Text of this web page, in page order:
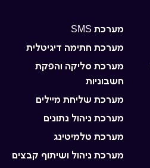
מערכת SMS
מערכת חתימה דיגיטלית
מערכת סליקה והפקת
חשבוניות
מערכת שליחת מיילים
מערכת ניהול נתונים
מערכת טלמיטינג
מערכת ניהול ושיתוף קבצים